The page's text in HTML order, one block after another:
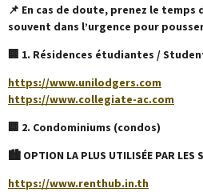
📌 En cas de doute, prenez le
souvent dans l’urgence pour
🏢 1. Résidences étudiantes /
https://www.unilodgers.com
https://www.collegiate-ac.com
🏢 2. Condominiums (condos)
🏙️ OPTION LA PLUS UTILISÉE PAR LES
https://www.renthub.in.th